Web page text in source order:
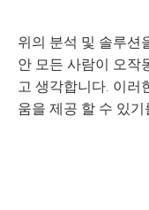
위의 분석 및 솔루션
안 모든 사람이 오작
고 생각합니다. 이러
움을 제공 할 수 있기